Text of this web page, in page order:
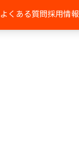
よくある質問採用情報